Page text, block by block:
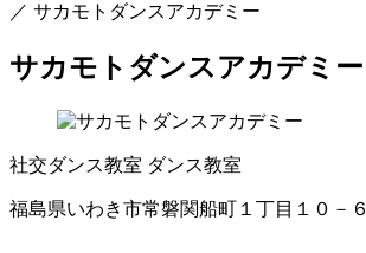
／ サカモトダンスアカデミー
サカモトダンスアカデミー
社交ダンス教室 ダンス教室
福島県いわき市常磐関船町１丁目１０－６